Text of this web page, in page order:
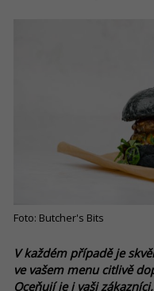
Foto: Butcher's Bits
V každém případě je
ve vašem menu citlivě
Oceňují je i vaši